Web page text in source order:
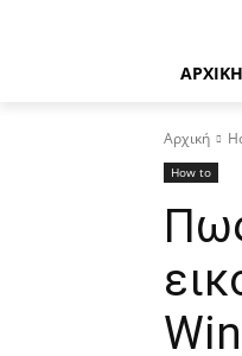
ΑΡΧΙΚΉ
Αρχική
How to